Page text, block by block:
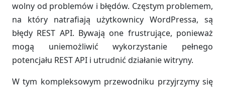
wolny od problemów i błędów. Częstym problemem,
na który natrafiają użytkownicy WordPressa, są
błędy REST API. Bywają one frustrujące, ponieważ
mogą uniemożliwić wykorzystanie pełnego
potencjału REST API i utrudnić działanie witryny.
W tym kompleksowym przewodniku przyjrzymy się